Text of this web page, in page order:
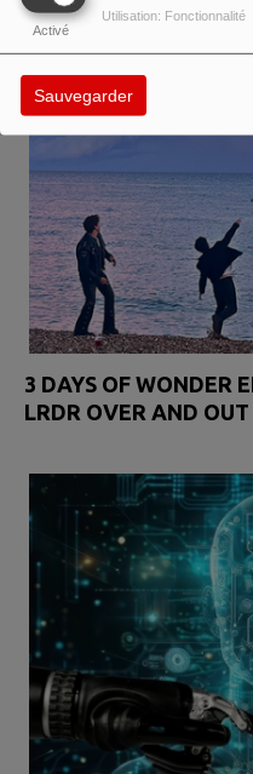
Activé
Utilisation: Fonctionnalité
Sauvegarder
3 DAYS OF WONDER
LRDR OVER AND OUT